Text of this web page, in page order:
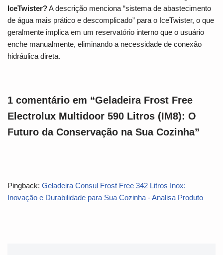
IceTwister?A descrição menciona “sistema de abastecimento
de água mais prático e descomplicado” para o IceTwister, o que
geralmente implica em um reservatório interno que o usuário
enche manualmente, eliminando a necessidade de conexão
hidráulica direta.
1 comentário em “Geladeira Frost Free
Electrolux Multidoor 590 Litros (IM8): O
Futuro da Conservação na Sua Cozinha”
Pingback: Geladeira Consul Frost Free 342 Litros Inox:
Inovação e Durabilidade para Sua Cozinha - Analisa Produto